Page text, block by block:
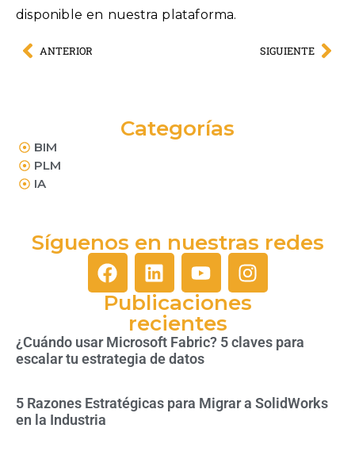
disponible en nuestra plataforma.
ANTERIOR SIGUIENTE
Categorías
BIM
PLM
IA
Síguenos en nuestras redes
Publicaciones
recientes
¿Cuándo usar Microsoft Fabric? 5 claves para
escalar tu estrategia de datos
5 Razones Estratégicas para Migrar a SolidWorks
en la Industria